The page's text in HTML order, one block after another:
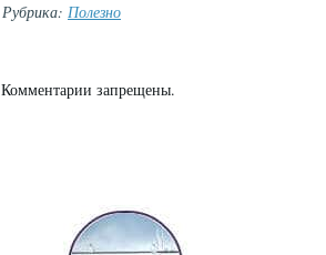
Рубрика: Полезно
Комментарии запрещены.